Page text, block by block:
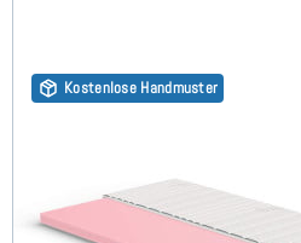
Kostenlose Handmuster
90x210 cm